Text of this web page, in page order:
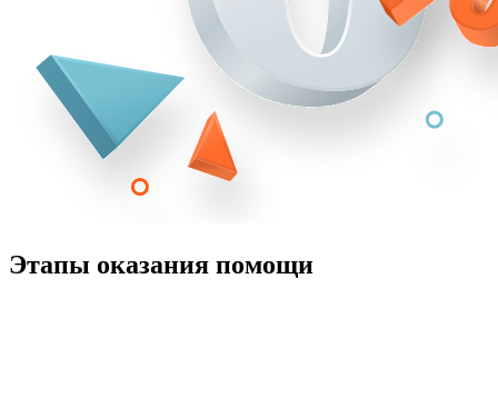
Этапы оказания помощи